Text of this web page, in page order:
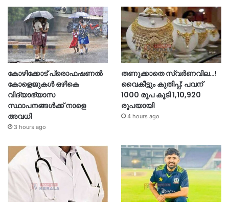
കോഴിക്കോട് പ്രൊഫഷണൽ
കോളെജുകൾ ഒഴികെ
വിദ്യാഭ്യാസ
സ്ഥാപനങ്ങൾക്ക് നാളെ
അവധി
3 hours ago
തണുക്കാതെ സ്വർണവില…!
വൈകീട്ടും കുതിപ്പ്; പവന്
1000 രൂപ കൂടി 1,10,920
രൂപയായി
4 hours ago